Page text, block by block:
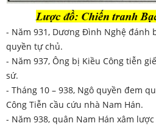
- Năm 931, Dương Đình Nghệ đánh
quyền tự chủ.
- Năm 937, Ông bị Kiều Công tiễn
sứ.
- Tháng 10 – 938, Ngô quyền đem
Công Tiễn cầu cứu nhà Nam Hán.
- Năm 938, quân Nam Hán xâm